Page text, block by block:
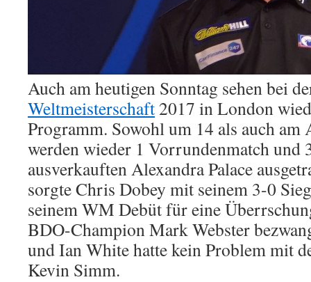
Auch am heutigen Sonntag sehen bei
Weltmeisterschaft 2017 in London
Programm. Sowohl um 14 als auch
werden wieder 1 Vorrundenmatch und
ausverkauften Alexandra Palace
sorgte Chris Dobey mit seinem 3-0
seinem WM Debüt für eine
BDO-Champion Mark Webster
und Ian White hatte kein Problem mit
Kevin Simm.